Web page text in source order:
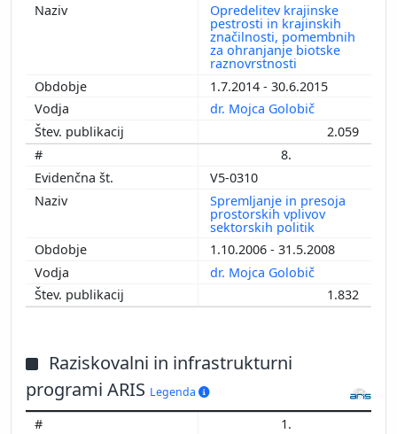
Opredelitev krajinske
pestrosti in krajinskih
značilnosti, pomembnih
za ohranjanje biotske
raznovrstnosti
1.7.2014 - 30.6.2015
dr. Mojca Golobič
2.059
8.
V5-0310
Spremljanje in presoja
prostorskih vplivov
sektorskih politik
1.10.2006 - 31.5.2008
dr. Mojca Golobič
1.832
Raziskovalni in infrastrukturni
programi ARIS Legenda
1.